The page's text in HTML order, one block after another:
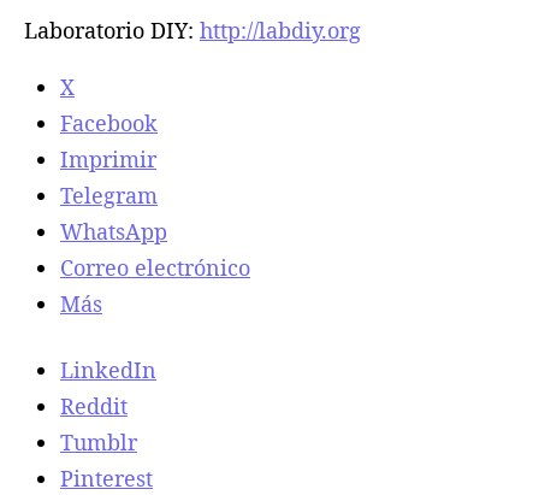
Laboratorio DIY: http://labdiy.org
X
Facebook
Imprimir
Telegram
WhatsApp
Correo electrónico
Más
LinkedIn
Reddit
Tumblr
Pinterest